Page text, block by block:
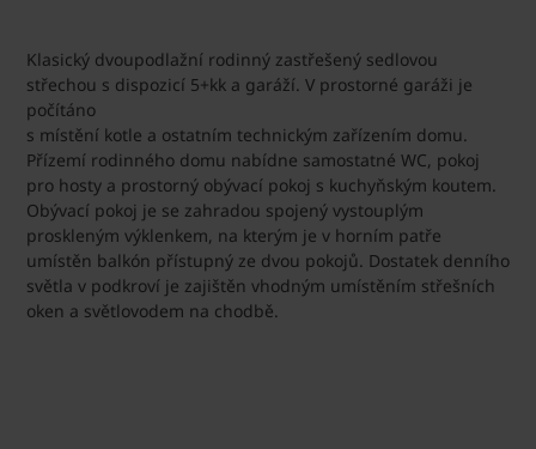
Klasický dvoupodlažní rodinný zastřešený sedlovou
střechou s dispozicí 5+kk a garáží. V prostorné garáži je
počítáno
s místění kotle a ostatním technickým zařízením domu.
Přízemí rodinného domu nabídne samostatné WC, pokoj
pro hosty a prostorný obývací pokoj s kuchyňským koutem.
Obývací pokoj je se zahradou spojený vystouplým
proskleným výklenkem, na kterým je v horním patře
umístěn balkón přístupný ze dvou pokojů. Dostatek denního
světla v podkroví je zajištěn vhodným umístěním střešních
oken a světlovodem na chodbě.